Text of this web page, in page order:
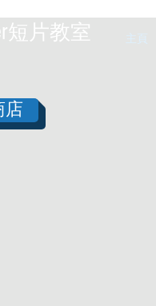
短片教室 主頁
店